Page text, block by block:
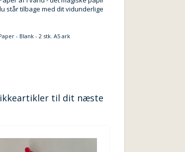
står tilbage med dit vidunderlige
- Blank - 2 stk. A5 ark
til dit næste